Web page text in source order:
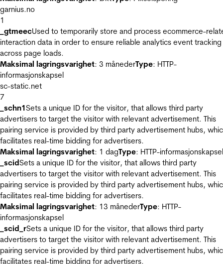
garnius.no
1
_gtmeecUsed to temporarily store and process ecommerce-
interaction data in order to ensure reliable analytics event tracking
across page loads.
Maksimal lagringsvarighet: 3 månederType: HTTP-
informasjonskapsel
sc-static.net
7
_schn1Sets a unique ID for the visitor, that allows third party
advertisers to target the visitor with relevant advertisement. This
pairing service is provided by third party advertisement hubs,
facilitates real-time bidding for advertisers.
Maksimal lagringsvarighet: 1 dagType: HTTP-informasjonskapsel
_scidSets a unique ID for the visitor, that allows third party
advertisers to target the visitor with relevant advertisement. This
pairing service is provided by third party advertisement hubs,
facilitates real-time bidding for advertisers.
Maksimal lagringsvarighet: 13 månederType: HTTP-
informasjonskapsel
_scid_rSets a unique ID for the visitor, that allows third party
advertisers to target the visitor with relevant advertisement. This
pairing service is provided by third party advertisement hubs,
facilitates real-time bidding for advertisers.